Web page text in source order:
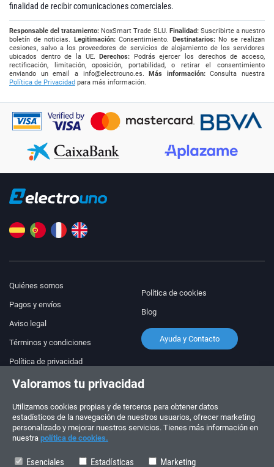
finalidad de recibir comunicaciones comerciales.
Responsable del tratamiento: NoxSmart Trade SLU. Finalidad:Suscribirte a nuestro
boletín de noticias. Legitimación:Consentimiento. Destinatarios:No se realizan
cesiones, salvo a los proveedores de servicios de alojamiento de los servidores
ubicados dentro de la UE.Derechos: Podrás ejercer los derechos de acceso,
rectificación, limitación, oposición, portabilidad, o retirar el consentimiento
enviando un email a info@electrouno.es.Más información:Consulta nuestra
Política de Privacidad para más información.
Quiénes somos
Pagos y envíos
Aviso legal
Términos y condiciones
Política de privacidad
Política de cookies
Blog
Ayuda y Contacto
PEDIDOS Y CONSULTAS
+34 910 600 459
+34 622 219 640
HORARIO DE VERANO
¡Síguenos!
Valoramos tu privacidad
Utilizamos cookies propias y de terceros para obtener datos
estadísticos de la navegación de nuestros usuarios, ofrecer marketing
personalizado y mejorar nuestros servicios. Tienes más información en
nuestra política de cookies.
Esenciales Estadísticas Marketing